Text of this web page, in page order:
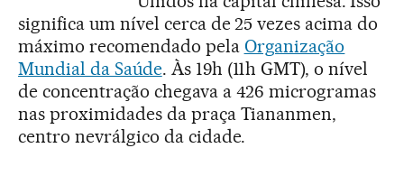
significa um nível cerca de 25 vezes acima do
máximo recomendado pela Organização
Mundial da Saúde. Às 19h (11h GMT), o nível
de concentração chegava a 426 microgramas
nas proximidades da praça Tiananmen,
centro nevrálgico da cidade.